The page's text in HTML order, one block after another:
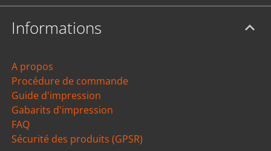
Informations
A propos
Procédure de commande
Guide d'impression
Gabarits d'impression
FAQ
Sécurité des produits (GPSR)